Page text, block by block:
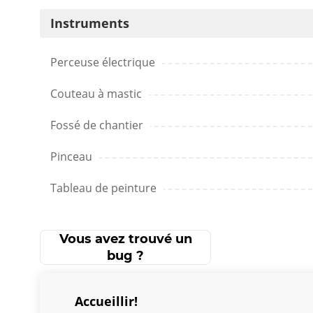
Instruments
Perceuse électrique
Couteau à mastic
Fossé de chantier
Pinceau
Tableau de peinture
Vous avez trouvé un
bug ?
Accueillir!